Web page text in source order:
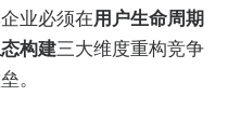
业必须在用户生命周期
构建三大维度重构竞争
。